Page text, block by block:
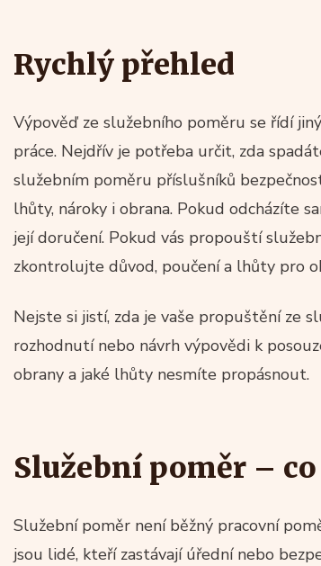
Rychlý přehled
Výpověď ze služebního poměru se řídí
práce. Nejdřív je potřeba určit, zda
služebním poměru příslušníků
lhůty, nároky i obrana. Pokud odcházíte
její doručení. Pokud vás propouští
zkontrolujte důvod, poučení a lhůty pro
Nejste si jistí, zda je vaše propuštění ze
rozhodnutí nebo návrh výpovědi k
obrany a jaké lhůty nesmíte propásnout.
Služební poměr –
Služební poměr není běžný pracovní
jsou lidé, kteří zastávají úřední nebo